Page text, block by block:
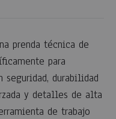
prenda técnica de
para
durabilidad
y detalles de alta
de trabajo